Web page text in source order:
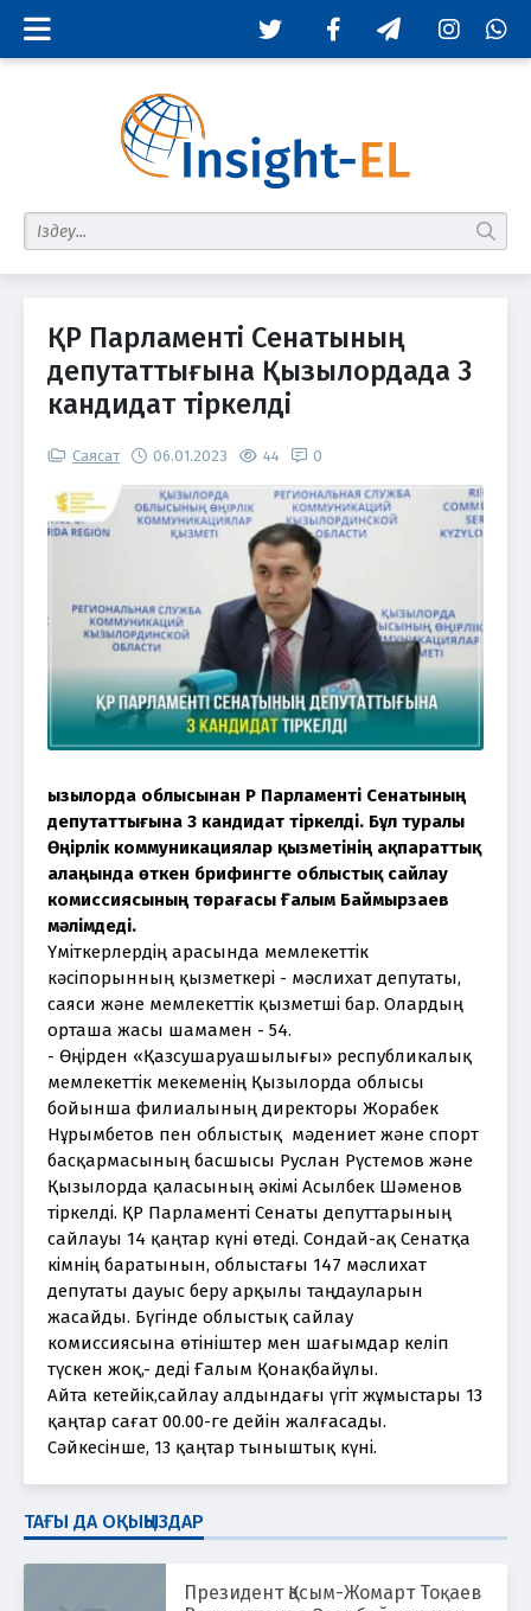
TwitterFacebookTelegramInstagram
табу
ҚР Парламенті Сенатының
депутаттығына Қызылордада 3
кандидат тіркелді
Саясат 06.01.2023 44 0
Қызылорда облысынан ҚР Парламенті Сенатының
депутаттығына 3 кандидат тіркелді. Бұл туралы
Өңірлік коммуникациялар қызметінің ақпараттық
алаңында өткен брифингте облыстық сайлау
комиссиясының төрағасы Ғалым Баймырзаев
мәлімдеді.
Үміткерлердің арасында мемлекеттік
кәсіпорынның қызметкері - мәслихат депутаты,
саяси және мемлекеттік қызметші бар. Олардың
орташа жасы шамамен - 54.
- Өңірден «Қазсушаруашылығы» республикалық
мемлекеттік мекеменің Қызылорда облысы
бойынша филиалының директоры Жорабек
Нұрымбетов пен облыстық  мәдениет және спорт
басқармасының басшысы Руслан Рүстемов және
Қызылорда қаласының әкімі Асылбек Шәменов
тіркелді. ҚР Парламенті Сенаты депуттарының
сайлауы 14 қаңтар күні өтеді. Сондай-ақ Сенатқа
кімнің баратынын, облыстағы 147 мәслихат
депутаты дауыс беру арқылы таңдауларын
жасайды. Бүгінде облыстық сайлау
комиссиясына өтініштер мен шағымдар келіп
түскен жоқ,- деді Ғалым Қонақбайұлы.
Айта кетейік,сайлау алдындағы үгіт жұмыстары 13
қаңтар сағат 00.00-ге дейін жалғасады.
Сәйкесінше, 13 қаңтар тыныштық күні.
ТАҒЫ ДА ОҚЫҢЫЗДАР
Президент Қасым-Жомарт Тоқаев